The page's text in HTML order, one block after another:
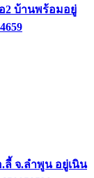
2 บ้านพร้อมอยู่
ลี้ จ.ลำพูน อยู่เนิน